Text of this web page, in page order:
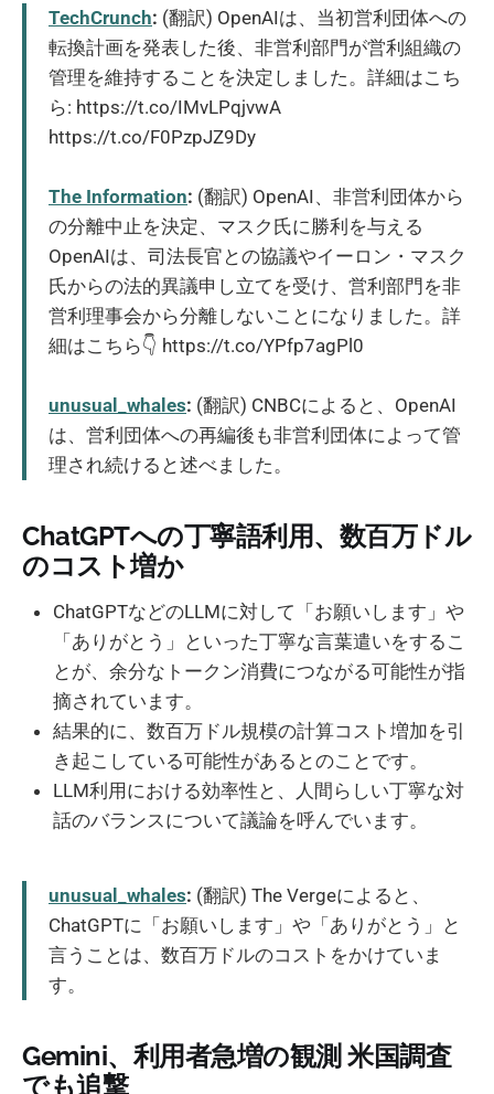
TechCrunch: (翻訳) OpenAIは、当初営利団体への
転換計画を発表した後、非営利部門が営利組織の
管理を維持することを決定しました。詳細はこち
ら: https://t.co/IMvLPqjvwA
https://t.co/F0PzpJZ9Dy
The Information: (翻訳) OpenAI、非営利団体から
の分離中止を決定、マスク氏に勝利を与える
OpenAIは、司法長官との協議やイーロン・マスク
氏からの法的異議申し立てを受け、営利部門を非
営利理事会から分離しないことになりました。詳
細はこちら👇 https://t.co/YPfp7agPl0
unusual_whales: (翻訳) CNBCによると、OpenAI
は、営利団体への再編後も非営利団体によって管
理され続けると述べました。
ChatGPTへの丁寧語利用、数百万ドル
のコスト増か
ChatGPTなどのLLMに対して「お願いします」や
「ありがとう」といった丁寧な言葉遣いをするこ
とが、余分なトークン消費につながる可能性が指
摘されています。
結果的に、数百万ドル規模の計算コスト増加を引
き起こしている可能性があるとのことです。
LLM利用における効率性と、人間らしい丁寧な対
話のバランスについて議論を呼んでいます。
unusual_whales: (翻訳) The Vergeによると、
ChatGPTに「お願いします」や「ありがとう」と
言うことは、数百万ドルのコストをかけていま
す。
Gemini、利用者急増の観測 米国調査
でも追撃